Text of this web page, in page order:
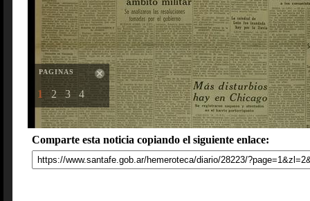
PAGINAS
1 2 3 4
Comparte esta noticia copiando el siguiente enlace: